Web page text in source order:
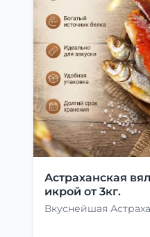
Астраханская
икрой от 3кг.
Вкуснейшая